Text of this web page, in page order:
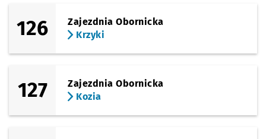
126
Zajezdnia Obornicka
Krzyki
127
Zajezdnia Obornicka
Kozia